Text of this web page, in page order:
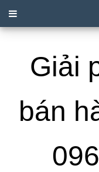
Giải
bán